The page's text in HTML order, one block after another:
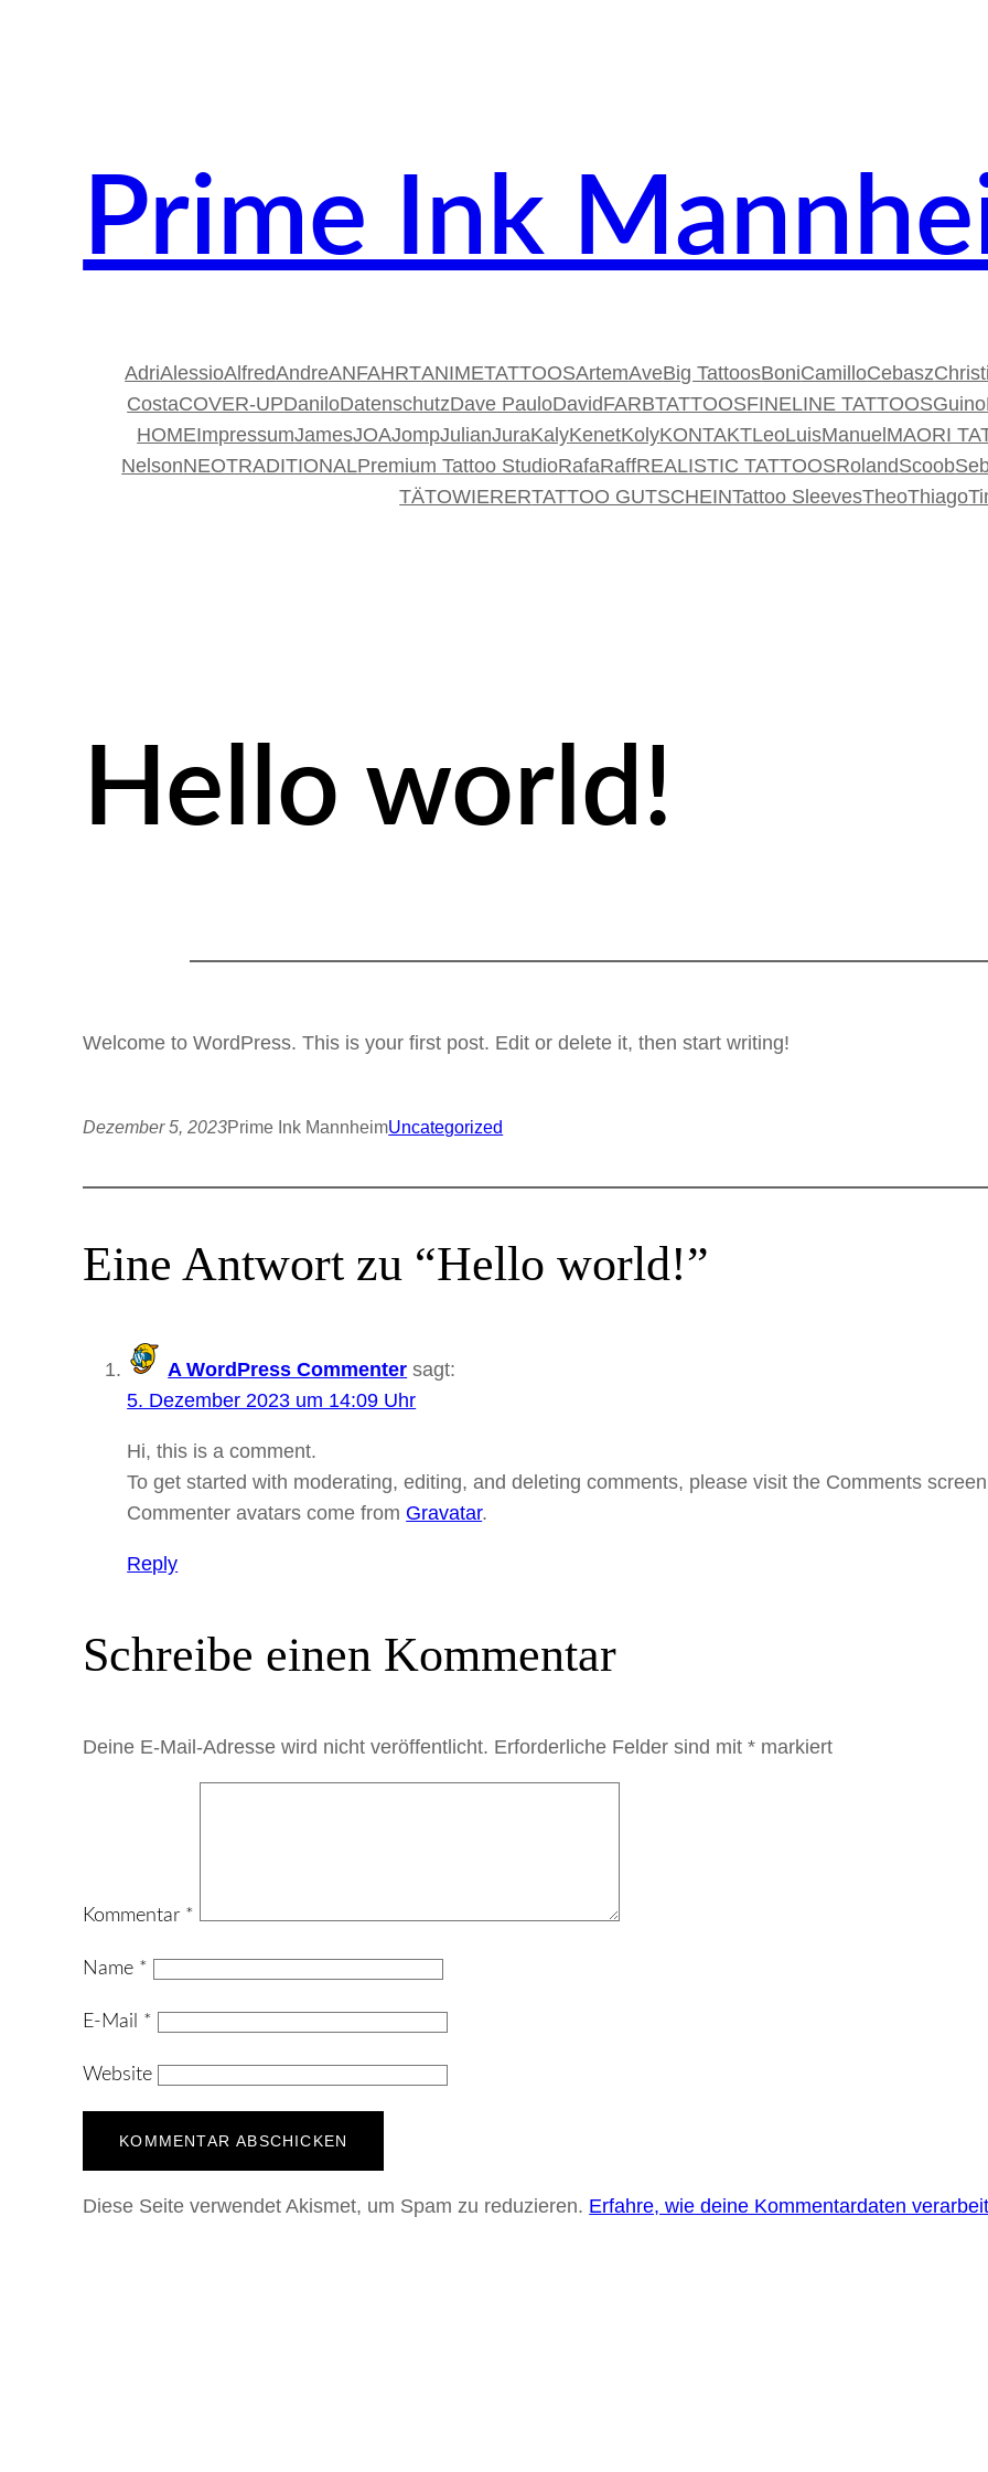
Prime Ink
AdriAlessioAlfredAndreANFAHRTANIMETATTOOSArtemAveBig TattoosBoniCamilloCebaszChristi
CostaCOVER-UPDaniloDatenschutzDave PauloDavidFARBTATTOOSFINELINE TATTOOSGuino
HOMEImpressumJamesJOAJompJulianJuraKalyKenetKolyKONTAKTLeoLuisManuel MAORI
NelsonNEOTRADITIONALPremium Tattoo StudioRafaRaffREALISTIC TATTOOSRolandScoob
TÄTOWIERERTATTOO GUTSCHEINTattoo SleevesTheoThiago
Hello world!
Welcome to WordPress. This is your first post. Edit or delete it, then start writing!
Dezember 5, 2023Prime Ink MannheimUncategorized
Eine Antwort zu “Hello world!”
A WordPress Commenter sagt:
5. Dezember 2023 um 14:09 Uhr
Hi, this is a comment.
To get started with moderating, editing, and deleting comments, please visit the Comments
Commenter avatars come from Gravatar.
Reply
Schreibe einen Kommentar
Deine E-Mail-Adresse wird nicht veröffentlicht. Erforderliche Felder sind mit* markiert
Kommentar *
Name *
E-Mail *
Website
Diese Seite verwendet Akismet, um Spam zu reduzieren. Erfahre, wie deine Kommentardaten